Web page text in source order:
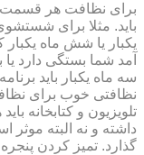
برای نظافت هر قسمت
باید. مثلا برای
یکبار یا شش ماه
آمد شما بستگی دارد
سه ماه یکبار باید
نظافتی خوب برای
تلویزیون و کتابخانه
داشته و نه البته
گذارد. تمیز کردن